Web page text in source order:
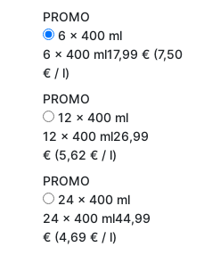
PROMO
6 x 400 ml
6 x 400 ml17,99 € (7,50
€ / l)
PROMO
12 x 400 ml
12 x 400 ml26,99
€ (5,62 € / l)
PROMO
24 x 400 ml
24 x 400 ml44,99
€ (4,69 € / l)